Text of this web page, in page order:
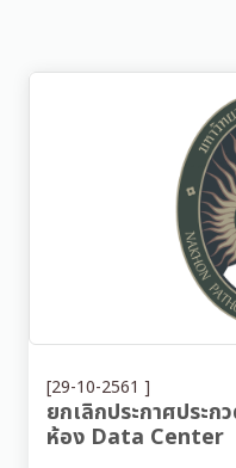
[29-10-2561 ]
ยกเลิกประกาศประก
ห้อง Data Center